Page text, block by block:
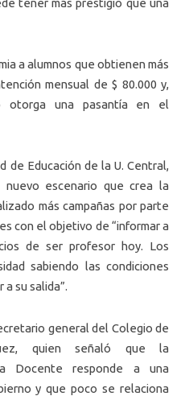
a alumnos que obtienen más
mensual de $ 80.000 y,
otorga una pasantía en el
de Educación de la U. Central,
nuevo escenario que crea la
más campañas por parte
con el objetivo de “informar a
de ser profesor hoy. Los
sabiendo las condiciones
su salida”.
general del Colegio de
quien señaló que la
Docente responde a una
y que poco se relaciona